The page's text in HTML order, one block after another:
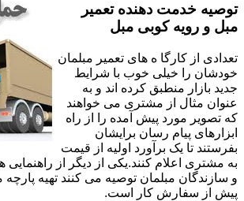
توصیه خدمت دهنده تعمیر
مبل و رویه کوبی مبل
تعدادی از کارگا ه های تعمیر مبلمان
خودشان را خیلی خوب با شرایط
جدید بازار منطبق کرده اند و به
عنوان مثال از مشتری می خواهند
که تصویر مورد پیش آمده را از راه
ابزارهای پیام رسان برایشان
بفرستند تا یک برآورد اولیه از قیمت
به مشتری اعلام کنند.یکی از دیگر از راهنمایی
و سازندگان مبلمان توصیه می کنند تهیه پارچه
پیش از سفارش کار است.